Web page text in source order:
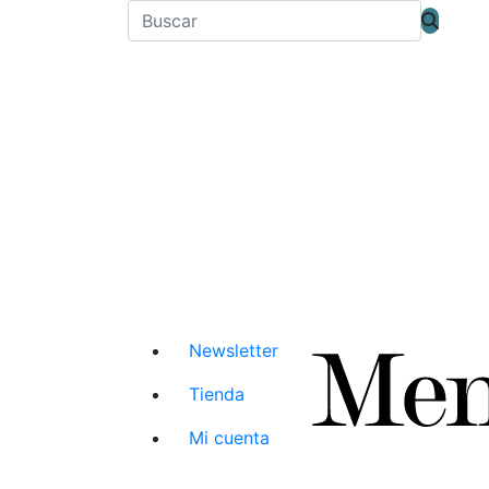
Newsletter
Tienda
Mi cuenta